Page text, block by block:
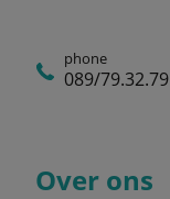
phone
089/79.32.79
Over ons